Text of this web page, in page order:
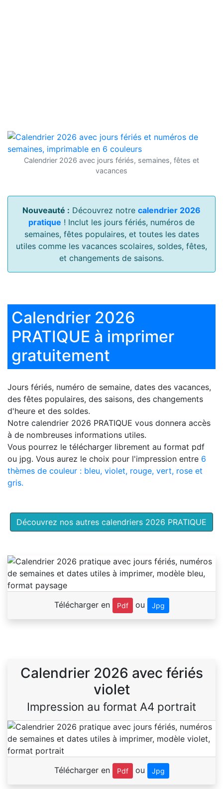
Calendrier 2026 avec jours fériés, semaines, fêtes et
vacances
Nouveauté : Découvrez notre calendrier 2026
pratique ! Inclut les jours fériés, numéros de
semaines, fêtes populaires, et toutes les dates
utiles comme les vacances scolaires, soldes, fêtes,
et changements de saisons.
Calendrier 2026
PRATIQUE à imprimer
gratuitement
Jours fériés, numéro de semaine, dates des vacances,
des fêtes populaires, des saisons, des changements
d'heure et des soldes.
Notre calendrier 2026 PRATIQUE vous donnera accès
à de nombreuses informations utiles.
Vous pourrez le télécharger librement au format pdf
ou jpg. Vous aurez le choix pour l'impression entre 6
thèmes de couleur : bleu, violet, rouge, vert, rose et
gris.
Découvrez nos autres calendriers 2026 PRATIQUE
Télécharger en Pdf ou Jpg
Calendrier 2026 avec fériés
violet
Impression au format A4 portrait
Télécharger en Pdf ou Jpg